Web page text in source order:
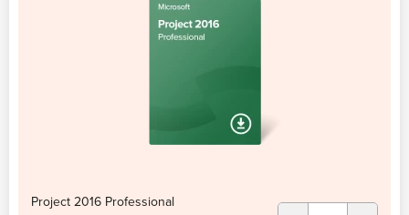
Project 2016 Professional